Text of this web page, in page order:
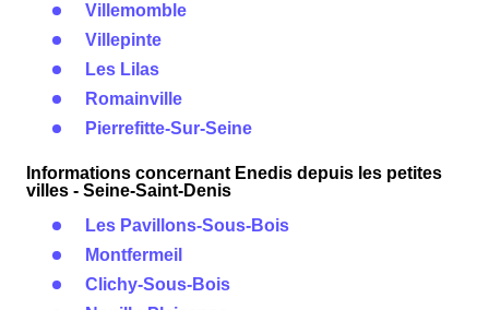
Villemomble
Villepinte
Les Lilas
Romainville
Pierrefitte-Sur-Seine
Informations concernant Enedis depuis les petites
villes - Seine-Saint-Denis
Les Pavillons-Sous-Bois
Montfermeil
Clichy-Sous-Bois